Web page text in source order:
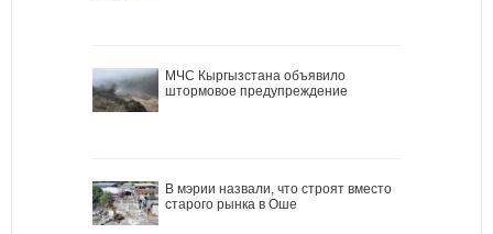
МЧС Кыргызстана объявило
штормовое предупреждение
В мэрии назвали, что строят вместо
старого рынка в Оше